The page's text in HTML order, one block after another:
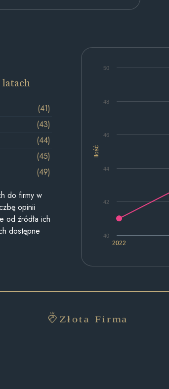
Ilość
2022
40
42
44
46
48
50
latach
(41)
(43)
(44)
(45)
(49)
do firmy w
opinii
od źródła ich
dostępne